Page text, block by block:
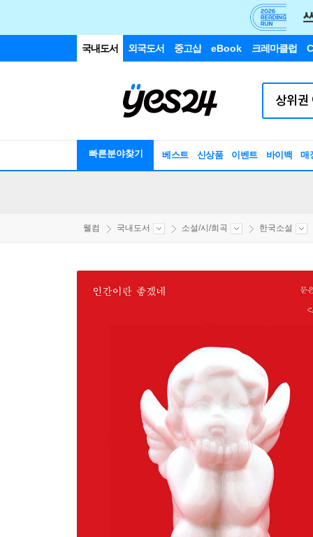
국내도서 외국도서 중고샵 eBook 크레마클럽
빠른분야찾기 베스트 신상품 이벤트 바이백 매
웰컴 국내도서 소설/시/희곡 한국소설